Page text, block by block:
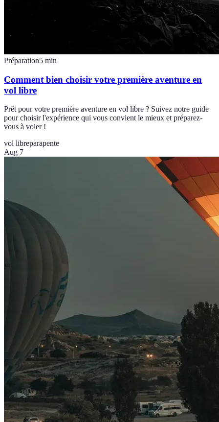
Préparation5 min
Comment bien choisir votre première aventure en
vol libre
Prêt pour votre première aventure en vol libre ? Suivez notre guide
pour choisir l'expérience qui vous convient le mieux et préparez-
vous à voler !
vol libreparapente
Aug 7